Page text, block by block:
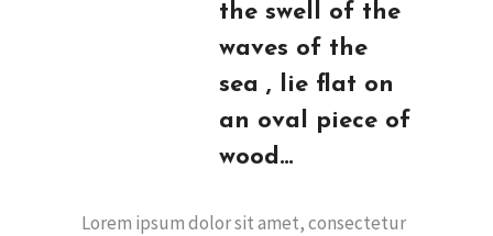
the swell of the
waves of the
sea , lie flat on
an oval piece of
wood…
Lorem ipsum dolor sit amet, consectetur